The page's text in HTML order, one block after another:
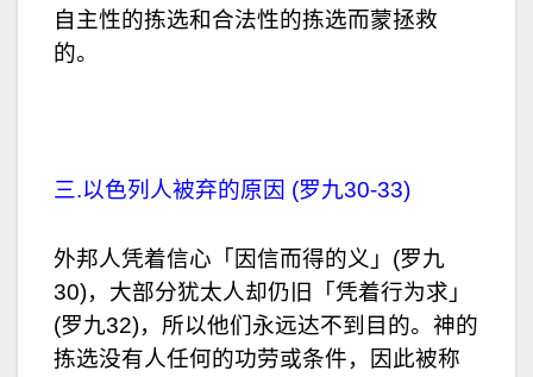
自主性的拣选和合法性的拣选而蒙拯救
的。
三.以色列人被弃的原因 (罗九30-33)
外邦人凭着信心「因信而得的义」(罗九
30)，大部分犹太人却仍旧「凭着行为求」
(罗九32)，所以他们永远达不到目的。神的
拣选没有人任何的功劳或条件，因此被称